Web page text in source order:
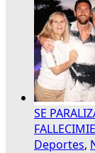
SE
Deportes,